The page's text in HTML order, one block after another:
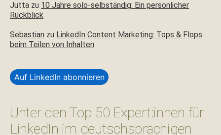
Jutta zu 10 Jahre solo-selbständig: Ein persönlicher
Rückblick
Sebastian zu LinkedIn Content Marketing: Tops & Flops
beim Teilen von Inhalten
Auf LinkedIn abonnieren
Unter den Top 50 Expert:innen für
LinkedIn im deutschsprachigen